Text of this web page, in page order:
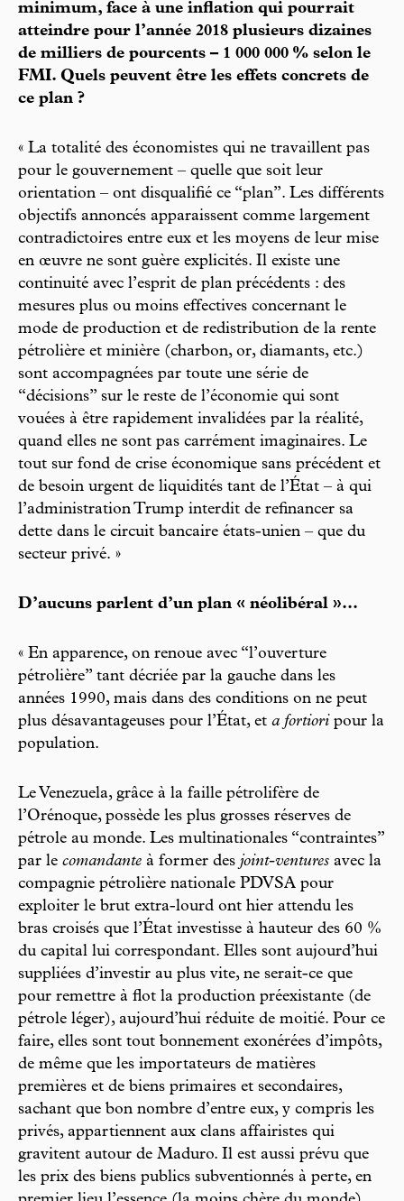
minimum, face à une inflation qui pourrait
atteindre pour l’année 2018 plusieurs dizaines
de milliers de pourcents – 1 000 000 % selon le
FMI. Quels peuvent être les effets concrets de
ce plan ?
« La totalité des économistes qui ne travaillent pas
pour le gouvernement – quelle que soit leur
orientation – ont disqualifié ce “plan”. Les différents
objectifs annoncés apparaissent comme largement
contradictoires entre eux et les moyens de leur mise
en œuvre ne sont guère explicités. Il existe une
continuité avec l’esprit de plan précédents : des
mesures plus ou moins effectives concernant le
mode de production et de redistribution de la rente
pétrolière et minière (charbon, or, diamants, etc.)
sont accompagnées par toute une série de
“décisions” sur le reste de l’économie qui sont
vouées à être rapidement invalidées par la réalité,
quand elles ne sont pas carrément imaginaires. Le
tout sur fond de crise économique sans précédent et
de besoin urgent de liquidités tant de l’État – à qui
l’administration Trump interdit de refinancer sa
dette dans le circuit bancaire états-unien – que du
secteur privé. »
D’aucuns parlent d’un plan « néolibéral »...
« En apparence, on renoue avec “l’ouverture
pétrolière” tant décriée par la gauche dans les
années 1990, mais dans des conditions on ne peut
plus désavantageuses pour l’État, et a fortiori pour la
population.
Le Venezuela, grâce à la faille pétrolifère de
l’Orénoque, possède les plus grosses réserves de
pétrole au monde. Les multinationales “contraintes”
par le comandante à former des joint-ventures avec la
compagnie pétrolière nationale PDVSA pour
exploiter le brut extra-lourd ont hier attendu les
bras croisés que l’État investisse à hauteur des 60 %
du capital lui correspondant. Elles sont aujourd’hui
suppliées d’investir au plus vite, ne serait-ce que
pour remettre à flot la production préexistante (de
pétrole léger), aujourd’hui réduite de moitié. Pour ce
faire, elles sont tout bonnement exonérées d’impôts,
de même que les importateurs de matières
premières et de biens primaires et secondaires,
sachant que bon nombre d’entre eux, y compris les
privés, appartiennent aux clans affairistes qui
gravitent autour de Maduro. Il est aussi prévu que
les prix des biens publics subventionnés à perte, en